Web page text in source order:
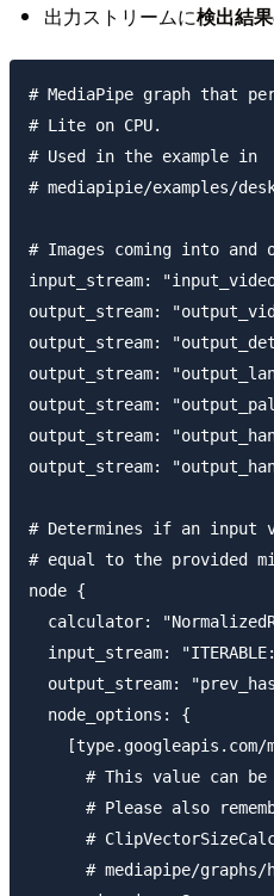
出力ストリームに検出結
# MediaPipe graph that
# Lite on CPU.
# Used in the example in
# mediapipie/examples/
# Images coming into
input_stream:
output_stream:
output_stream:
output_stream:
output_stream:
output_stream:
output_stream:
# Determines if an input
# equal to the provided
node {
calculator:
input_stream:
output_stream:
  node_options: {
# This value can
# Please also
#
# mediapipe/